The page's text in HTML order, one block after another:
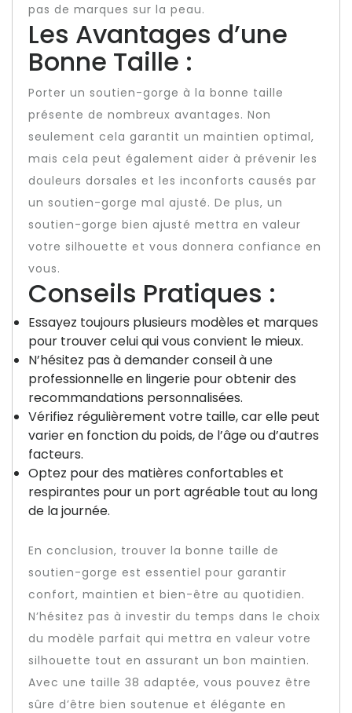
pas de marques sur la peau.
Les Avantages d’une
Bonne Taille :
Porter un soutien-gorge à la bonne taille
présente de nombreux avantages. Non
seulement cela garantit un maintien optimal,
mais cela peut également aider à prévenir les
douleurs dorsales et les inconforts causés par
un soutien-gorge mal ajusté. De plus, un
soutien-gorge bien ajusté mettra en valeur
votre silhouette et vous donnera confiance en
vous.
Conseils Pratiques :
Essayez toujours plusieurs modèles et marques
pour trouver celui qui vous convient le mieux.
N’hésitez pas à demander conseil à une
professionnelle en lingerie pour obtenir des
recommandations personnalisées.
Vérifiez régulièrement votre taille, car elle peut
varier en fonction du poids, de l’âge ou d’autres
facteurs.
Optez pour des matières confortables et
respirantes pour un port agréable tout au long
de la journée.
En conclusion, trouver la bonne taille de
soutien-gorge est essentiel pour garantir
confort, maintien et bien-être au quotidien.
N’hésitez pas à investir du temps dans le choix
du modèle parfait qui mettra en valeur votre
silhouette tout en assurant un bon maintien.
Avec une taille 38 adaptée, vous pouvez être
sûre d’être bien soutenue et élégante en